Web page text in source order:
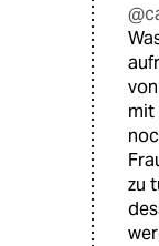
mit
zu